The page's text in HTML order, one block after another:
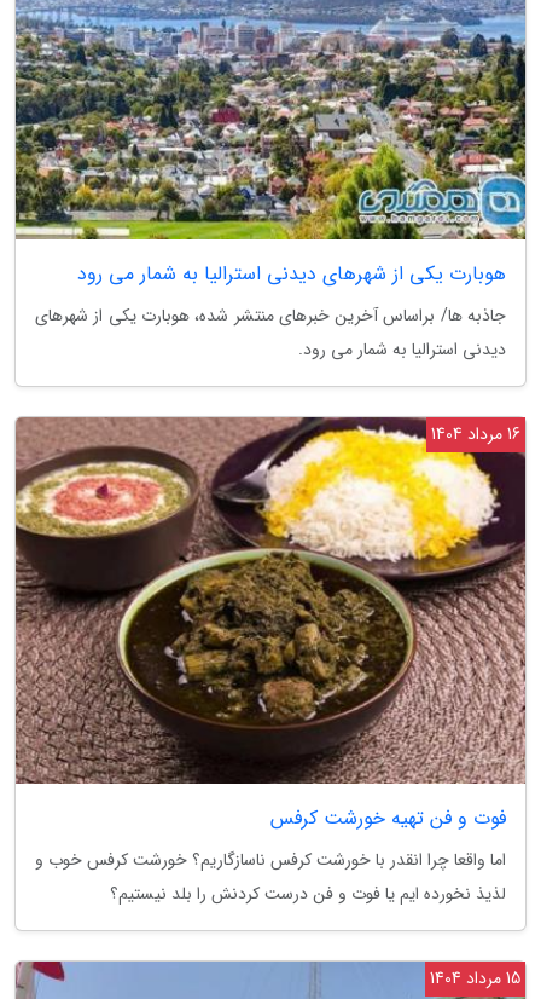
هوبارت یکی از شهرهای دیدنی استرالیا به شمار می رود
جاذبه ها/ براساس آخرین خبرهای منتشر شده، هوبارت یکی از شهرهای
دیدنی استرالیا به شمار می رود.
فوت و فن تهیه خورشت کرفس
اما واقعا چرا انقدر با خورشت کرفس ناسازگاریم؟ خورشت کرفس خوب و
لذیذ نخورده ایم یا فوت و فن درست کردنش را بلد نیستیم؟
16 مرداد 1404
15 مرداد 1404